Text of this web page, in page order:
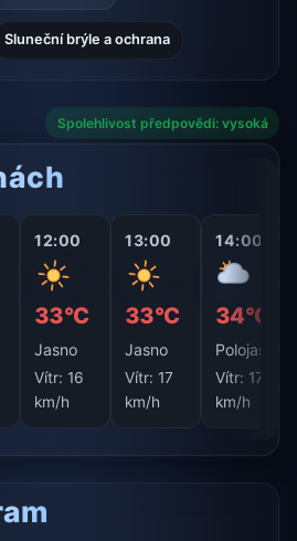
Sluneční brýle a ochrana
Spolehlivost předpovědi: vysoká
12:00
33°C
Jasno
Vítr: 16
km/h
13:00
33°C
Jasno
Vítr: 17
km/h
14:00
34°C
Polojasno
Vítr: 17
km/h